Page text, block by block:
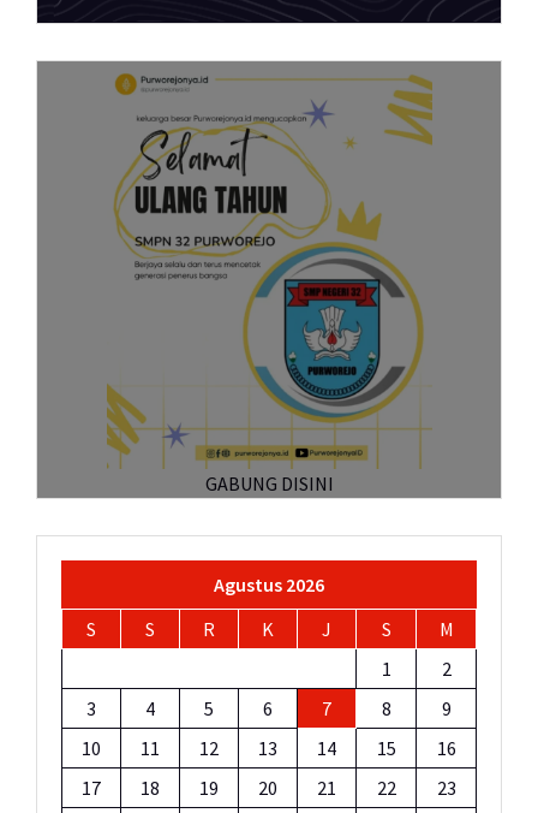
GABUNG DISINI
Agustus 2026
S
S R K J S
M
1
2
3
4 5 6 7 8
9
10
11 12 13 14 15
16
17
18 19 20 21 22
23